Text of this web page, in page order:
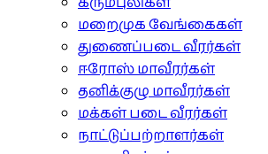
மறைமுக வேங்கைகள்
துணைப்படை வீரர்கள்
ஈரோஸ் மாவீரர்கள்
தனிக்குழு மாவீரர்கள்
மக்கள் படை வீரர்கள்
நாட்டுப்பற்றாளர்கள்